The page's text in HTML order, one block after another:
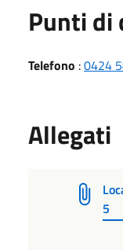
Punti di
Telefono :0424
Allegati
5